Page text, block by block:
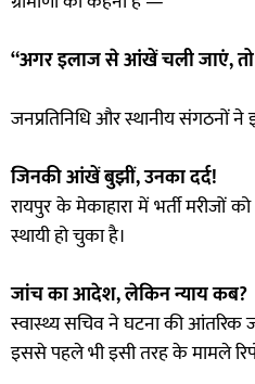
“अगर इलाज से आंखें चली जाएं,
जनप्रतिनिधि और स्थानीय संगठनों
जिनकी आंखें बुझीं, उनका दर्द!
रायपुर के मेकाहारा में भर्ती
स्थायी हो चुका है।
जांच का आदेश, लेकिन न्याय कब?
स्वास्थ्य सचिव ने घटना की
इससे पहले भी इसी तरह के मामले